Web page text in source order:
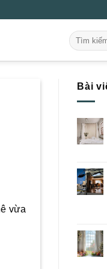
Tìm
kiếm:
vừa
Bài